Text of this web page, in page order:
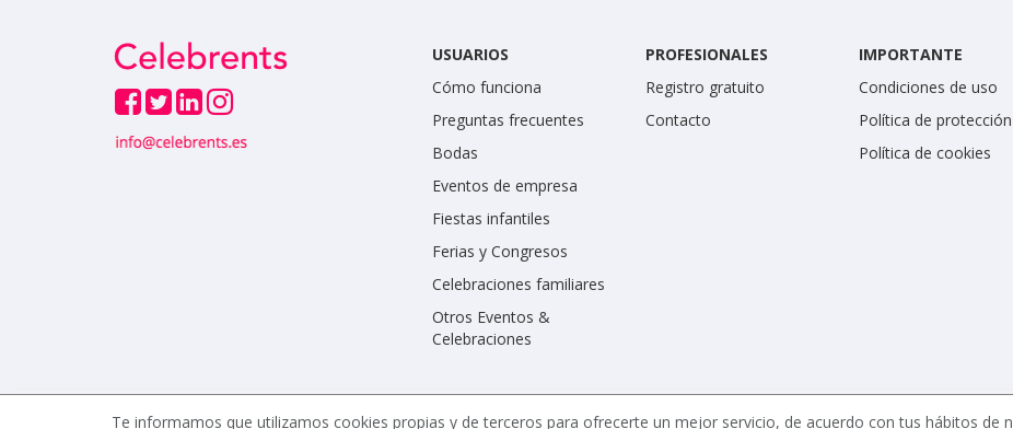
USUARIOS
Cómo funciona
Preguntas frecuentes
Bodas
Eventos de empresa
Fiestas infantiles
Ferias y Congresos
Celebraciones familiares
Otros Eventos &
Celebraciones
PROFESIONALES
Registro gratuito
Contacto
IMPORTANTE
Condiciones de uso
Política de
Política de cookies
Te informamos que utilizamos cookies propias y de terceros para ofrecerte un mejor servicio, de acuerdo con tus hábitos de